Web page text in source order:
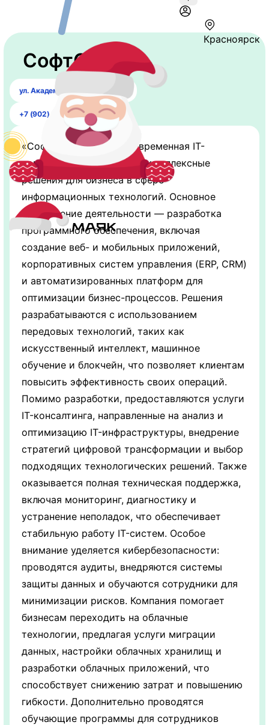
Красноярск
СофтСервис
ул. Академика Киренского, 89
+7 (902) 923-77-05
«СофтСервис» — это современная IT-
компания, предлагающая комплексные
решения для бизнеса в сфере
информационных технологий. Основное
направление деятельности — разработка
программного обеспечения, включая
создание веб- и мобильных приложений,
корпоративных систем управления (ERP, CRM)
и автоматизированных платформ для
оптимизации бизнес-процессов. Решения
разрабатываются с использованием
передовых технологий, таких как
искусственный интеллект, машинное
обучение и блокчейн, что позволяет клиентам
повысить эффективность своих операций.
Помимо разработки, предоставляются услуги
IT-консалтинга, направленные на анализ и
оптимизацию IT-инфраструктуры, внедрение
стратегий цифровой трансформации и выбор
подходящих технологических решений. Также
оказывается полная техническая поддержка,
включая мониторинг, диагностику и
устранение неполадок, что обеспечивает
стабильную работу IT-систем. Особое
внимание уделяется кибербезопасности:
проводятся аудиты, внедряются системы
защиты данных и обучаются сотрудники для
минимизации рисков. Компания помогает
бизнесам переходить на облачные
технологии, предлагая услуги миграции
данных, настройки облачных хранилищ и
разработки облачных приложений, что
способствует снижению затрат и повышению
гибкости. Дополнительно проводятся
обучающие программы для сотрудников